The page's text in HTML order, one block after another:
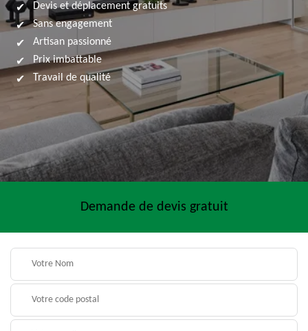
Devis et déplacement gratuits
Sans engagement
Artisan passionné
Prix imbattable
Travail de qualité
Demande de devis gratuit